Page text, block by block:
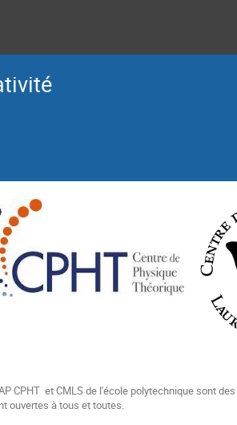
CPHT et CMLS de l'école polytechnique sont
ouvertes à tous et toutes.